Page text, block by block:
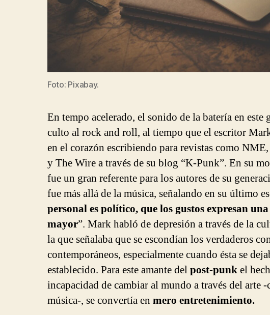
Foto: Pixabay.
En tempo acelerado, el sonido de la batería en este
culto al rock and roll, al tiempo que el escritor
en el corazón escribiendo para revistas como NME,
y The Wire a través de su blog “K-Punk”. En su
fue un gran referente para los autores de su
fue más allá de la música, señalando en su último
personal es político, que los gustos expresan
mayor”. Mark habló de depresión a través de la
la que señalaba que se escondían los verdaderos
contemporáneos, especialmente cuando ésta se
establecido. Para este amante delpost-punkel
incapacidad de cambiar al mundo a través del arte
música-, se convertía en mero entretenimiento.